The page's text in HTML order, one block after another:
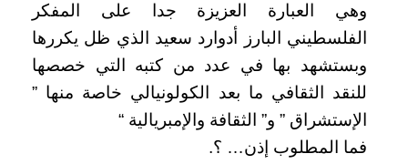
وهي العبارة العزيزة جدا على المفكر
الفلسطيني البارز أدوارد سعيد الذي ظل يكررها
وبستشهد بها في عدد من كتبه التي خصصها
للنقد الثقافي ما بعد الكولونيالي خاصة منها ”
الإستشراق ” و” الثقافة والإمبريالية “
فما المطلوب إذن… ؟.